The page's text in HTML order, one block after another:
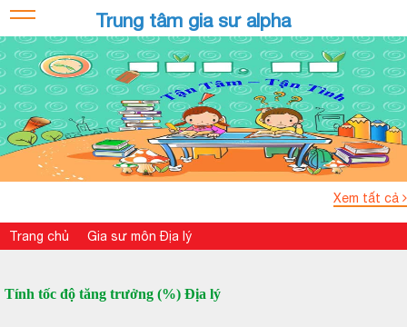
Trung tâm gia sư alpha
Xem tất cả
Trang chủ Gia sư môn Địa lý
Tính tốc độ tăng trưởng (%) Địa lý